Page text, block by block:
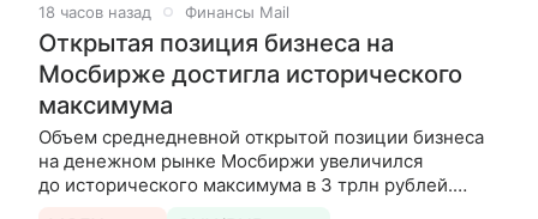
18 часов назад Финансы Mail
Открытая позиция бизнеса на
Мосбирже достигла исторического
максимума
Объем среднедневной открытой позиции бизнеса
на денежном рынке Мосбиржи увеличился
до исторического максимума в 3 трлн рублей.